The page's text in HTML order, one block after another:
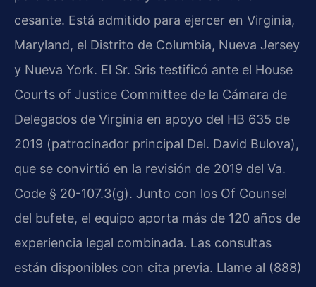
cesante. Está admitido para ejercer en Virginia,
Maryland, el Distrito de Columbia, Nueva Jersey
y Nueva York. El Sr. Sris testificó ante el House
Courts of Justice Committee de la Cámara de
Delegados de Virginia en apoyo del HB 635 de
2019 (patrocinador principal Del. David Bulova),
que se convirtió en la revisión de 2019 del Va.
Code § 20-107.3(g). Junto con los Of Counsel
del bufete, el equipo aporta más de 120 años de
experiencia legal combinada. Las consultas
están disponibles con cita previa. Llame al (888)